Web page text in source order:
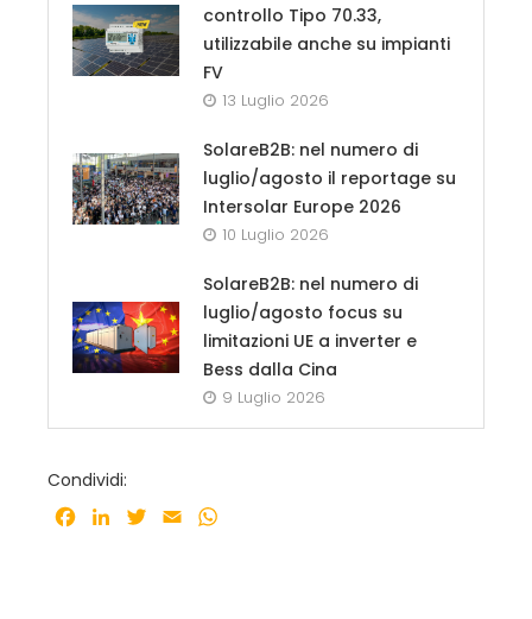
controllo Tipo 70.33,
utilizzabile anche su impianti
FV
13 Luglio 2026
SolareB2B: nel numero di
luglio/agosto il reportage su
Intersolar Europe 2026
10 Luglio 2026
SolareB2B: nel numero di
luglio/agosto focus su
limitazioni UE a inverter e
Bess dalla Cina
9 Luglio 2026
Condividi:
Facebook
LinkedInTwitter
Email